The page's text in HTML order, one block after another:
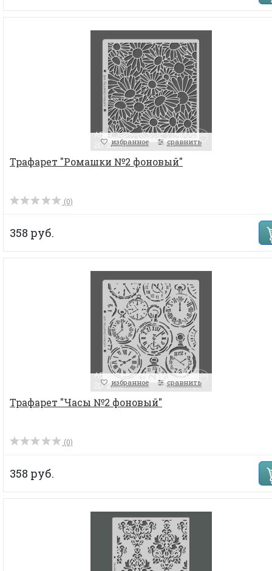
избранное сравнить
Трафарет "Ромашки №2 фоновый"
(0)
358 руб.
избранное сравнить
Трафарет "Часы №2 фоновый"
(0)
358 руб.